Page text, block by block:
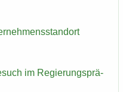
im Re­gie­rungs­prä­